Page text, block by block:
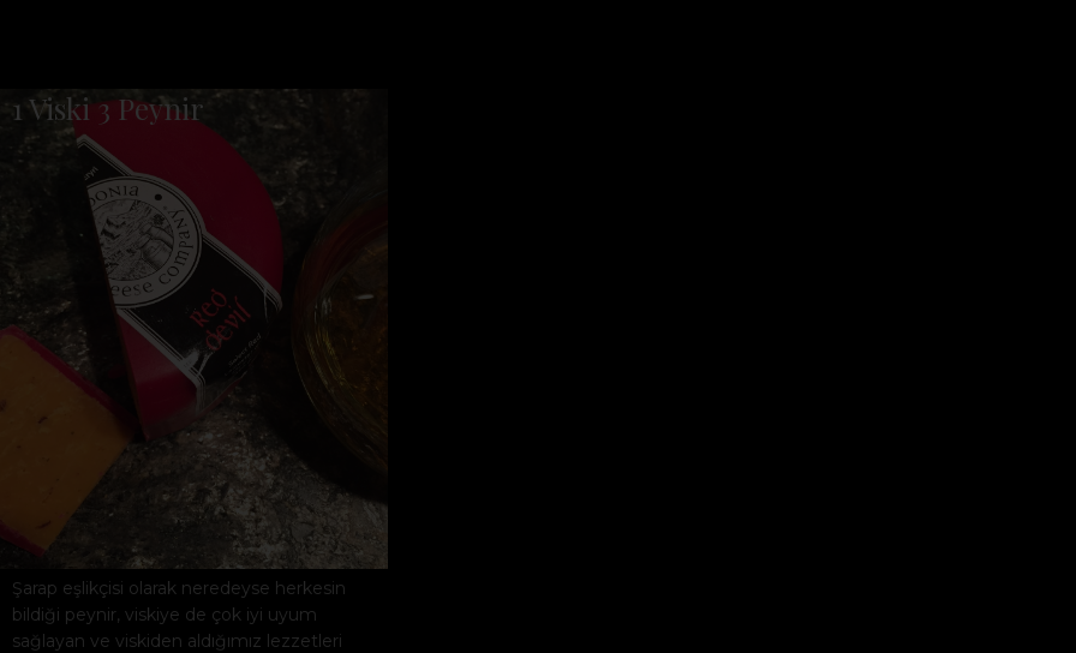
1 Viski 3 Peynir
Şarap eşlikçisi olarak neredeyse herkesin
bildiği peynir, viskiye de çok iyi uyum
sağlayan ve viskiden aldığımız lezzetleri